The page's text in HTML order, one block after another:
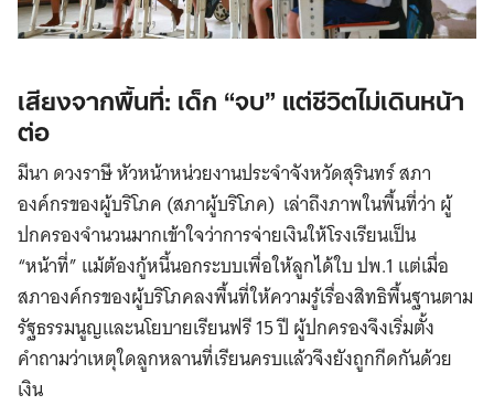
เสียงจากพื้นที่: เด็ก “จบ” แต่ชีวิตไม่เดินหน้า
ต่อ
มีนา ดวงราษี หัวหน้าหน่วยงานประจำจังหวัดสุรินทร์ สภา
องค์กรของผู้บริโภค (สภาผู้บริโภค) เล่าถึงภาพในพื้นที่ว่า ผู้
ปกครองจำนวนมากเข้าใจว่าการจ่ายเงินให้โรงเรียนเป็น
“หน้าที่” แม้ต้องกู้หนี้นอกระบบเพื่อให้ลูกได้ใบ ปพ.1 แต่เมื่อ
สภาองค์กรของผู้บริโภคลงพื้นที่ให้ความรู้เรื่องสิทธิพื้นฐานตาม
รัฐธรรมนูญและนโยบายเรียนฟรี 15 ปี ผู้ปกครองจึงเริ่มตั้ง
คำถามว่าเหตุใดลูกหลานที่เรียนครบแล้วจึงยังถูกกีดกันด้วย
เงิน